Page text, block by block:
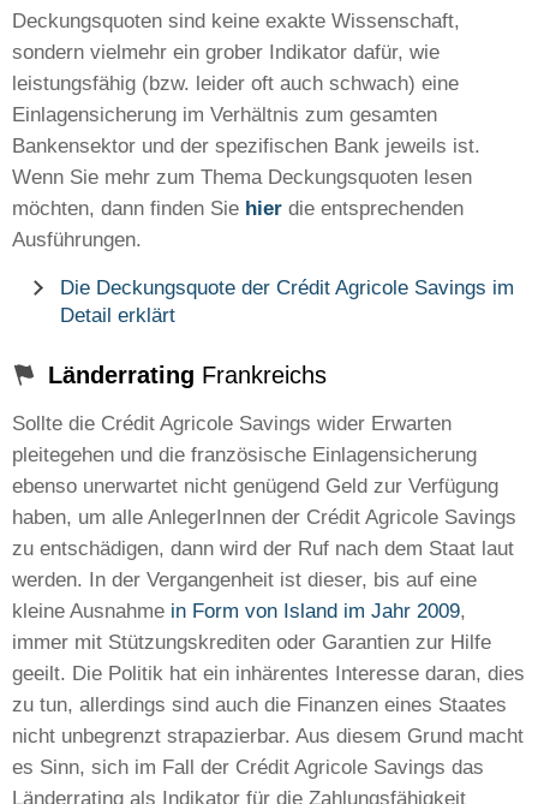
Deckungsquoten sind keine exakte Wissenschaft,
sondern vielmehr ein grober Indikator dafür, wie
leistungsfähig (bzw. leider oft auch schwach) eine
Einlagensicherung im Verhältnis zum gesamten
Bankensektor und der spezifischen Bank jeweils ist.
Wenn Sie mehr zum Thema Deckungsquoten lesen
möchten, dann finden Sie hier die entsprechenden
Ausführungen.
Die Deckungsquote der Crédit Agricole Savings im
Detail erklärt
Länderrating Frankreichs
Sollte die Crédit Agricole Savings wider Erwarten
pleitegehen und die französische Einlagensicherung
ebenso unerwartet nicht genügend Geld zur Verfügung
haben, um alle AnlegerInnen der Crédit Agricole Savings
zu entschädigen, dann wird der Ruf nach dem Staat laut
werden. In der Vergangenheit ist dieser, bis auf eine
kleine Ausnahme in Form von Island im Jahr 2009,
immer mit Stützungskrediten oder Garantien zur Hilfe
geeilt. Die Politik hat ein inhärentes Interesse daran, dies
zu tun, allerdings sind auch die Finanzen eines Staates
nicht unbegrenzt strapazierbar. Aus diesem Grund macht
es Sinn, sich im Fall der Crédit Agricole Savings das
Länderrating als Indikator für die Zahlungsfähigkeit